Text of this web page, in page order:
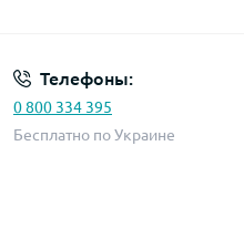
Телефоны:
0 800 334 395
Бесплатно по Украине